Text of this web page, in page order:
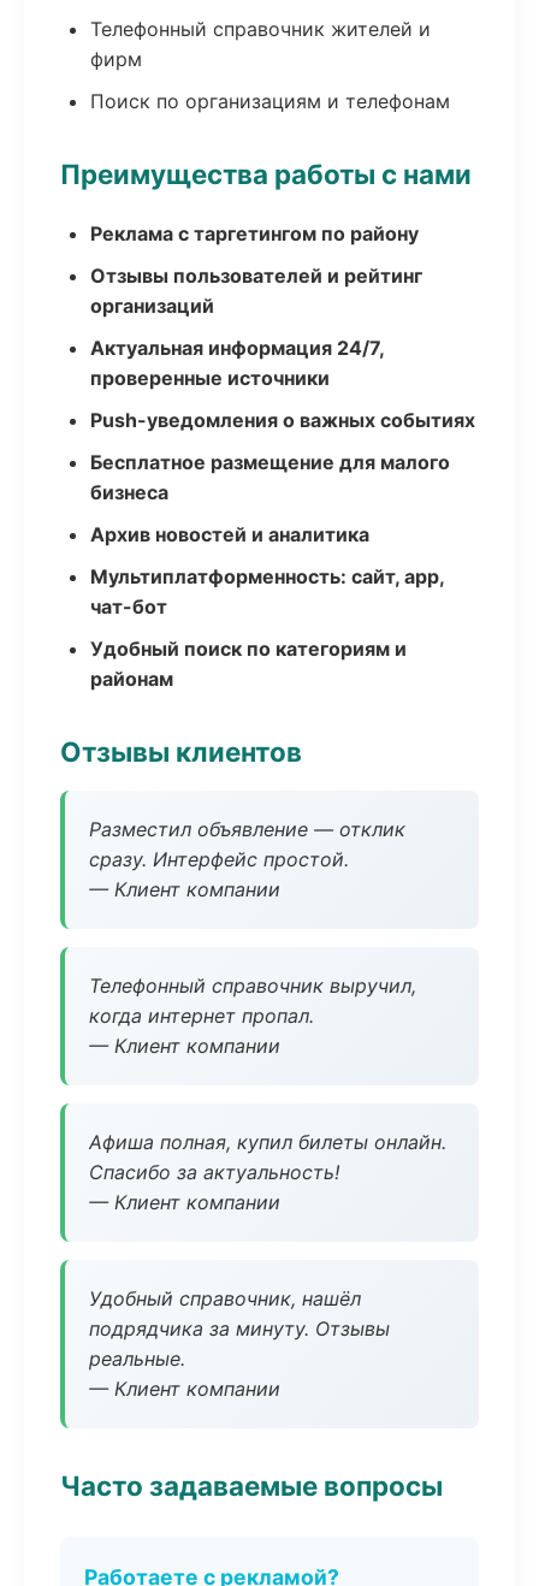
Телефонный справочник жителей и
фирм
Поиск по организациям и телефонам
Преимущества работы с нами
Реклама с таргетингом по району
Отзывы пользователей и рейтинг
организаций
Актуальная информация 24/7,
проверенные источники
Push-уведомления о важных событиях
Бесплатное размещение для малого
бизнеса
Архив новостей и аналитика
Мультиплатформенность: сайт, app,
чат-бот
Удобный поиск по категориям и
районам
Отзывы клиентов
Разместил объявление — отклик
сразу. Интерфейс простой.
— Клиент компании
Телефонный справочник выручил,
когда интернет пропал.
— Клиент компании
Афиша полная, купил билеты онлайн.
Спасибо за актуальность!
— Клиент компании
Удобный справочник, нашёл
подрядчика за минуту. Отзывы
реальные.
— Клиент компании
Часто задаваемые вопросы
Работаете с рекламой?